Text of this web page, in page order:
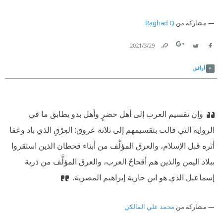
مشاركة من Raghad Q
29‏/3‏/2021
أوافق
وإن تقسيم العرب إلى أهل حضرٍ وأهل بدو يطابق ما في
الرواية التي قالت بتقسيمهم إلى ثلاثة عروق: العِرْقِ الذي باد وعفا
أثره قبل الإسلام، والعرق المؤلَّف من أبناء قحطان الذين استقروا
ببلاد اليمن والذين هم أقحاحُ العرب، والعرق المؤلَّف من ذرية
إسماعيل الذي هو ابن جارية إبراهيم المصرية.
مشاركة من محمد علي المالكي